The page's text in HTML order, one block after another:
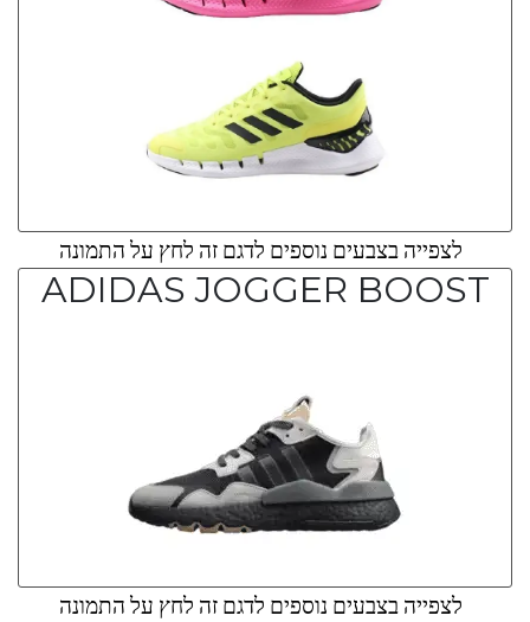
לצפייה בצבעים נוספים לדגם זה לחץ על התמונה
ADIDAS JOGGER BOOST
לצפייה בצבעים נוספים לדגם זה לחץ על התמונה